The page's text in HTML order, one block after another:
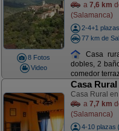
8 Fotos
Video
a 7,6 km
(Salamanca)
2-4+1 plazas
77 km de
Casa
dobles, 2
comedor
Casa
Casa Rural en
a 7,7 km
(Salamanca)
4-10 plazas